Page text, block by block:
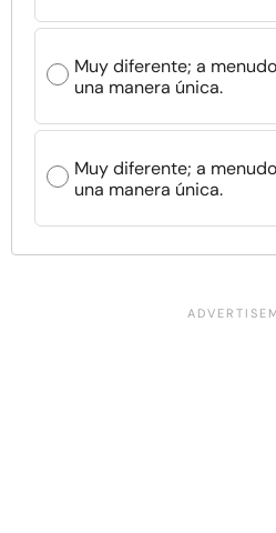
Muy diferente; a
una manera única.
Muy diferente; a
una manera única.